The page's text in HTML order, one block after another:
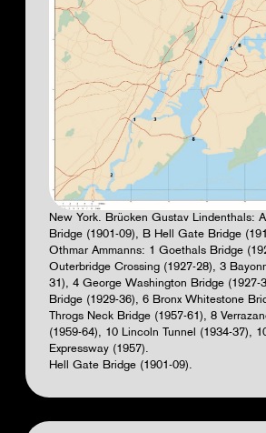
New York. Brücken Gustav Lindenthals:
Bridge (1901-09), B Hell Gate Bridge
Othmar Ammanns: 1 Goethals Bridge
Outerbridge Crossing (1927-28), 3
31), 4 George Washington Bridge (1927-
Bridge (1929-36), 6 Bronx Whitestone
Throgs Neck Bridge (1957-61), 8
(1959-64), 10 Lincoln Tunnel (1934-37),
Expressway (1957).
Hell Gate Bridge (1901-09).